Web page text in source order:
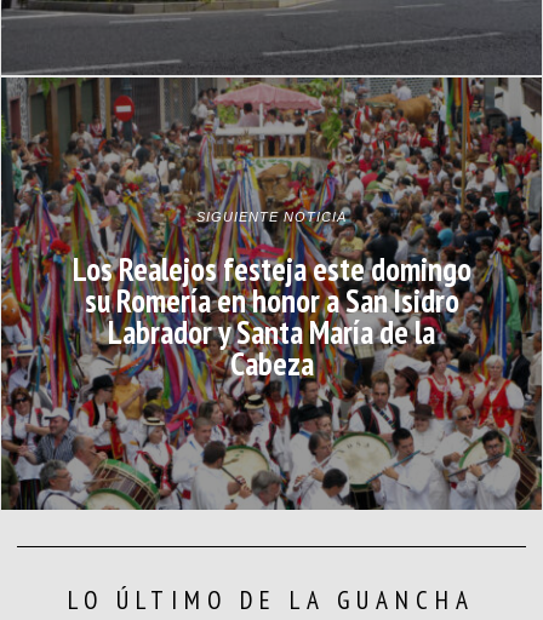
SIGUIENTE NOTICIA
Los Realejos festeja este domingo
su Romería en honor a San Isidro
Labrador y Santa María de la
Cabeza
LO ÚLTIMO DE LA GUANCHA